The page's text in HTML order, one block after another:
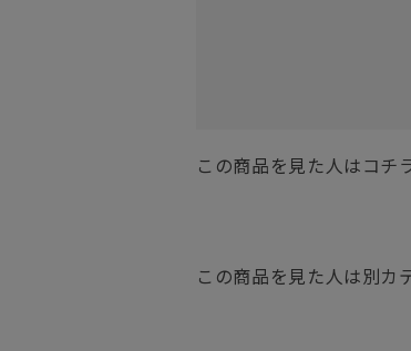
この商品を見た人はコチ
この商品を見た人は別カ